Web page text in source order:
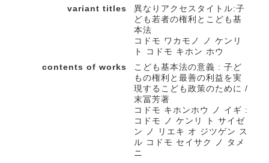
variant titles
異なりアクセスタイトル:子
ども若者の権利とこども基
本法
コドモ ワカモノ ノ ケンリ
ト コドモ キホン ホウ
contents of works
こども基本法の意義 : 子ど
もの権利と最善の利益を実
現するこども政策のために /
末冨芳著
コドモ キホンホウ ノ イギ :
コドモ ノ ケンリ ト サイゼ
ン ノ リエキ オ ジツゲン ス
ル コドモ セイサク ノ タメ
ニ